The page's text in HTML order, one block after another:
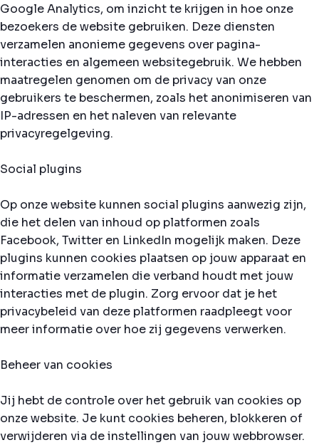
Google Analytics, om inzicht te krijgen in hoe onze
bezoekers de website gebruiken. Deze diensten
verzamelen anonieme gegevens over pagina-
interacties en algemeen websitegebruik. We hebben
maatregelen genomen om de privacy van onze
gebruikers te beschermen, zoals het anonimiseren van
IP-adressen en het naleven van relevante
privacyregelgeving.
Social plugins
Op onze website kunnen social plugins aanwezig zijn,
die het delen van inhoud op platformen zoals
Facebook, Twitter en LinkedIn mogelijk maken. Deze
plugins kunnen cookies plaatsen op jouw apparaat en
informatie verzamelen die verband houdt met jouw
interacties met de plugin. Zorg ervoor dat je het
privacybeleid van deze platformen raadpleegt voor
meer informatie over hoe zij gegevens verwerken.
Beheer van cookies
Jij hebt de controle over het gebruik van cookies op
onze website. Je kunt cookies beheren, blokkeren of
verwijderen via de instellingen van jouw webbrowser.